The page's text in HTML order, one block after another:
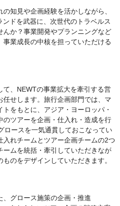
知見や企画経験を活かしながら、
ンドを武器に、次世代のトラベルス
んか？事業開発やプランニングなど
事業成長の中核を担っていただける
、NEWTの事業拡大を牽引する営
せします。旅行企画部門では、マ
をもとに、アジア・ヨーロッパ・
ツアーを企画・仕入れ・造成を行
ロースを一気通貫しておこなってい
入れチームとツアー企画チームの2つ
ムを統括・牽引していただきなが
のをデザインしていただきます。
、グロース施策の企画・推進